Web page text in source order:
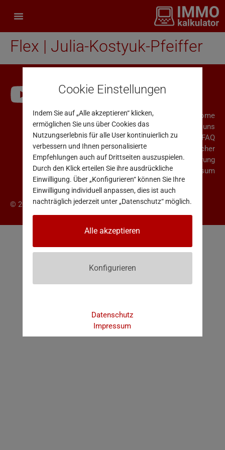
Flex | Julia-Kostyuk-Pfeiffer
Home
Über uns
FAQ
Rücktrittsrecht für Verbraucher
AGB & Datenschutzerklärung
Impressum
© 2025 Immo Analytics GmbH
Cookie Einstellungen
Indem Sie auf „Alle akzeptieren“ klicken,
ermöglichen Sie uns über Cookies das
Nutzungserlebnis für alle User kontinuierlich zu
verbessern und Ihnen personalisierte
Empfehlungen auch auf Drittseiten auszuspielen.
Durch den Klick erteilen Sie ihre ausdrückliche
Einwilligung. Über „Konfigurieren“ können Sie Ihre
Einwilligung individuell anpassen, dies ist auch
nachträglich jederzeit unter „Datenschutz“ möglich.
Alle akzeptieren
Konfigurieren
Datenschutz
Impressum